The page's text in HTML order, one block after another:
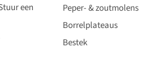
een
Peper- & zoutmolens
Borrelplateaus
Bestek